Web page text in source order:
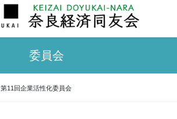
委員会
第11回企業活性化委員会